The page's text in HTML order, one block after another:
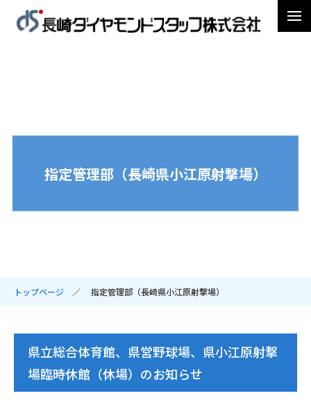
指定管理部（長崎県小江原射撃場）
トップページ 指定管理部（長崎県小江原射撃場）
県立総合体育館、県営野球場、県小江原射撃
場臨時休館（休場）のお知らせ